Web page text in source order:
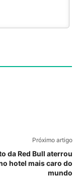
Próximo artigo
da Red Bull aterrou
hotel mais caro do
mundo